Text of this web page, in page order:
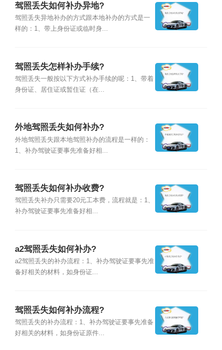
驾照丢失如何补办异地?
驾照丢失异地补办的方式跟本地补办的方式是一
样的：1、带上身份证或临时身...
驾照丢失怎样补办手续?
驾照丢失一般按以下方式补办手续的呢：1、带着
身份证、居住证或暂住证（在...
外地驾照丢失如何补办?
外地驾照丢失跟本地驾照补办的流程是一样的：
1、补办驾驶证要事先准备好相...
驾照丢失如何补办收费?
驾照丢失补办只需要20元工本费，流程就是：1、
补办驾驶证要事先准备好相...
a2驾照丢失如何补办?
a2驾照丢失的补办流程：1、补办驾驶证要事先准
备好相关的材料，如身份证...
驾照丢失如何补办流程?
驾照丢失的补办流程：1、补办驾驶证要事先准备
好相关的材料，如身份证原件...